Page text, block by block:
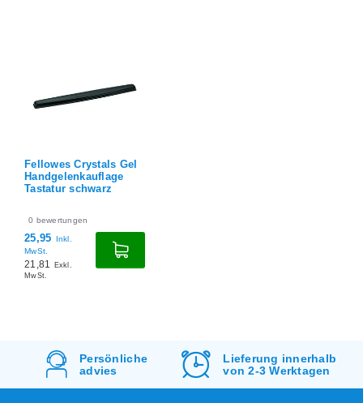
Fellowes Crystals Gel
Handgelenkauflage
Tastatur schwarz
0 bewertungen
25,95
Inkl.
MwSt.
21,81
Exkl.
MwSt.
Lieferung innerhalb
von 2-3 Werktagen
KostenlosVersand
& Rücksendung